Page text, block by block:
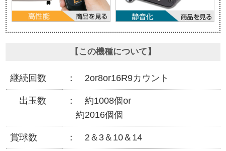
【この機種について】
継続回数 2or8or16R9カウント
出玉数
約1008個or
約2016個個
賞球数 2＆3＆10＆14